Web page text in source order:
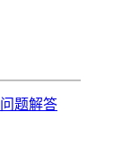
问题解答